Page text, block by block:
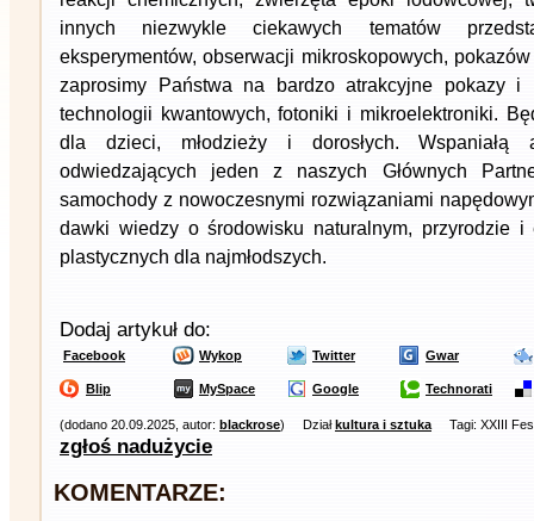
innych niezwykle ciekawych tematów
eksperymentów, obserwacji mikroskopowych,
zaprosimy Państwa na bardzo atrakcyjne pokazy i
technologii kwantowych, fotoniki i mikroelektroniki.
dla dzieci, młodzieży i dorosłych. Wspaniałą
odwiedzających jeden z naszych Głównych
samochody z nowoczesnymi rozwiązaniami
dawki wiedzy o środowisku naturalnym, przyrodzie i
plastycznych dla najmłodszych.
Dodaj artykuł do:
Facebook Wykop Twitter Gwar
Blip MySpace Google Technorati
(dodano 20.09.2025, autor: blackrose) Działkultura i sztuka Tagi: XXIII
zgłoś nadużycie
KOMENTARZE: